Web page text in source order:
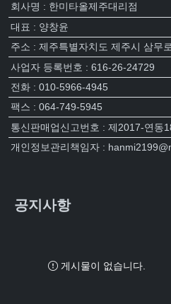
회사명 : 한미타올제주대리점
대표 : 양창윤
주소 : 제주특별자치도 제주시 삼무
사업자 등록번호 : 616-26-24729
전화 : 010-5966-4945
팩스 : 064-749-5945
통신판매업신고번호 : 제2017-연동
개인정보관리책임자 :
공지사항
게시물이 없습니다.